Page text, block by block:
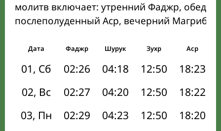
молитв включает: утренний Фаджр,
послеполуденный Аср, вечерний Магриб
Дата Фаджр Шурук Зухр Аср
01, Сб 02:26 04:18 12:50 18:23
02, Вс
02:27 04:20 12:50 18:22
03, Пн
02:29 04:23 12:50 18:20